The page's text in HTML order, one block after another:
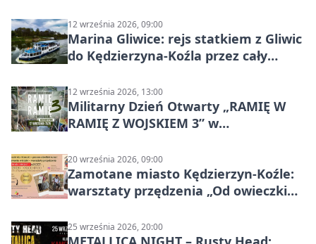
12 września 2026, 09:00
Marina Gliwice: rejs statkiem z Gliwic
do Kędzierzyna-Koźla przez cały
12 września 2026, 13:00
Militarny Dzień Otwarty „RAMIĘ W
RAMIĘ Z WOJSKIEM 3” w
20 września 2026, 09:00
Zamotane miasto Kędzierzyn-Koźle:
warsztaty przędzenia „Od owieczki
25 września 2026, 20:00